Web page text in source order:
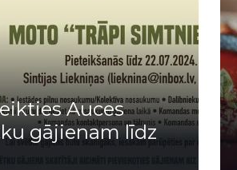
Auces
gājienam līdz